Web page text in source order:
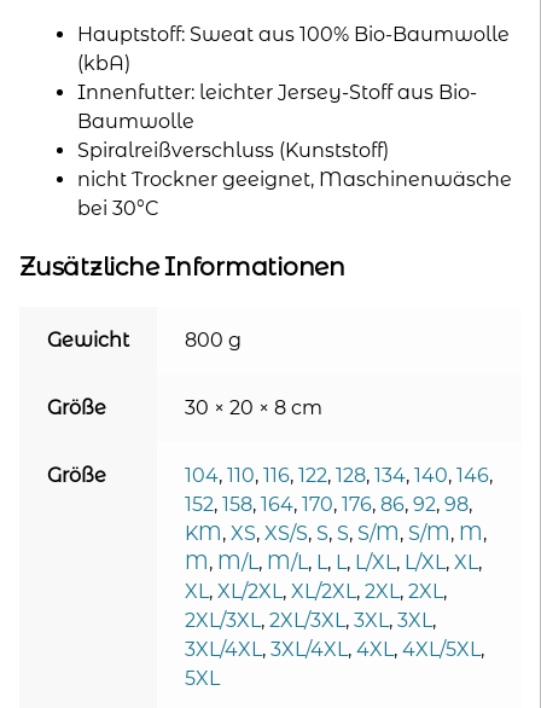
Hauptstoff: Sweat aus 100% Bio-Baumwolle
(kbA)
Innenfutter: leichter Jersey-Stoff aus Bio-
Baumwolle
Spiralreißverschluss (Kunststoff)
nicht Trockner geeignet, Maschinenwäsche
bei 30°C
Zusätzliche Informationen
Gewicht 800 g
Größe 30 × 20 × 8 cm
Größe 104, 110, 116, 122, 128, 134, 140, 146,
152, 158, 164, 170, 176, 86, 92, 98,
KM, XS, XS/S, S, S, S/M, S/M, M,
M, M/L, M/L, L, L, L/XL, L/XL, XL,
XL, XL/2XL, XL/2XL, 2XL, 2XL,
2XL/3XL, 2XL/3XL, 3XL, 3XL,
3XL/4XL, 3XL/4XL, 4XL, 4XL/5XL,
5XL